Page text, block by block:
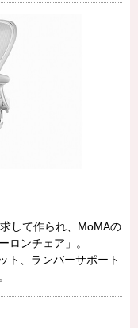
して作られ、MoMAの
ロンチェア」。
ト、ランバーサポート